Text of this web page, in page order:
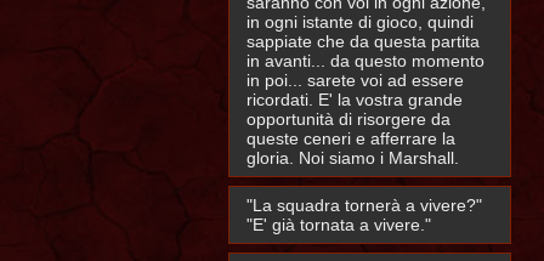
in ogni istante di gioco, quindi
sappiate che da questa partita
in avanti... da questo momento
in poi... sarete voi ad essere
ricordati. E' la vostra grande
opportunità di risorgere da
queste ceneri e afferrare la
gloria. Noi siamo i Marshall.
"La squadra tornerà a vivere?"
"E' già tornata a vivere."